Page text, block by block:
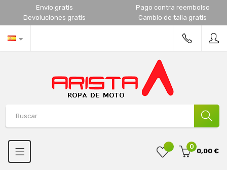
Envío gratis
Pago contra reembolso
Devoluciones gratis
Cambio de talla gratis
0
0,00 €